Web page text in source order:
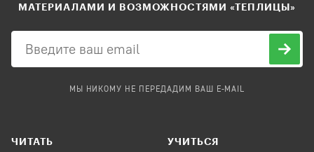
МАТЕРИАЛАМИ И ВОЗМОЖНОСТЯМИ «ТЕПЛИЦЫ»
МЫ НИКОМУ НЕ ПЕРЕДАДИМ ВАШ E-MAIL
ЧИТАТЬ УЧИТЬСЯ